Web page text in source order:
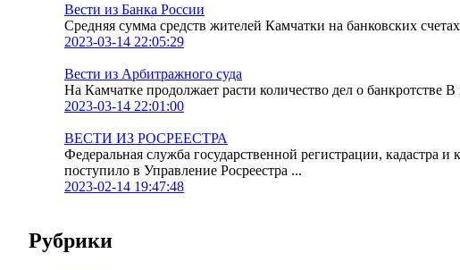
Вести из Банка России
Средняя сумма средств жителей Камчатки на банковских
2023-03-14 22:05:29
Вести из Арбитражного суда
На Камчатке продолжает расти количество дел о
2023-03-14 22:01:00
ВЕСТИ ИЗ РОСРЕЕСТРА
Федеральная служба государственной регистрации, кадастра
поступило в Управление Росреестра ...
2023-02-14 19:47:48
Рубрики